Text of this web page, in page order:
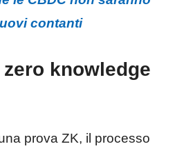
contanti
knowledge
prova ZK, il processo